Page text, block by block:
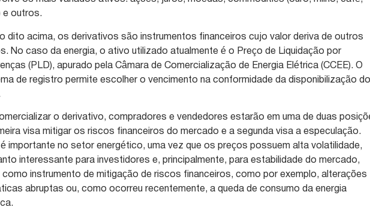
e outros.
dito acima, os derivativos são instrumentos financeiros cujo valor deriva de outros
No caso da energia, o ativo utilizado atualmente é o Preço de Liquidação por
(PLD), apurado pela Câmara de Comercialização de Energia Elétrica (CCEE). O
de registro permite escolher o vencimento na conformidade da disponibilização
o derivativo, compradores e vendedores estarão em uma de duas
visa mitigar os riscos financeiros do mercado e a segunda visa a especulação.
é importante no setor energético, uma vez que os preços possuem alta volatilidade,
interessante para investidores e, principalmente, para estabilidade do mercado,
como instrumento de mitigação de riscos financeiros, como por exemplo, alterações
abruptas ou, como ocorreu recentemente, a queda de consumo da energia